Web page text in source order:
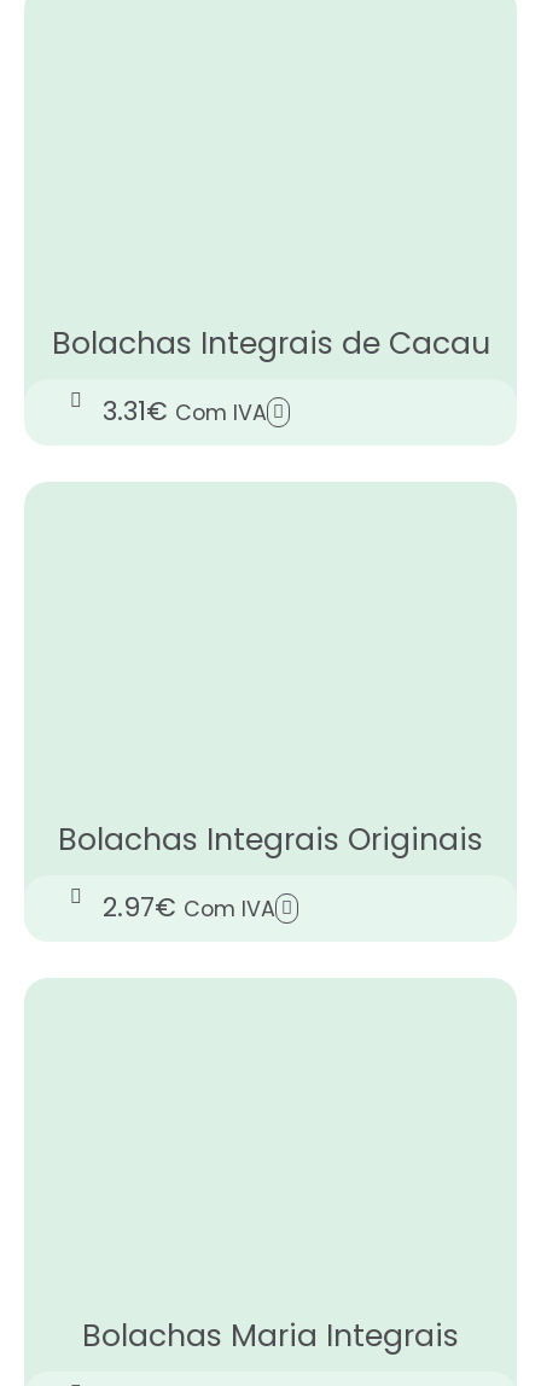
Bolachas Integrais de Cacau
3.31€ Com IVA
Bolachas Integrais Originais
2.97€ Com IVA
Bolachas Maria Integrais